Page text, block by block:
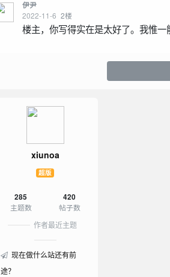
伊尹
2022-11-6 2楼
楼主，你写得实在是太好了。我惟
xiunoa
超版
285
主题数
420
帖子数
作者最近主题
现在做什么站还有前
途？